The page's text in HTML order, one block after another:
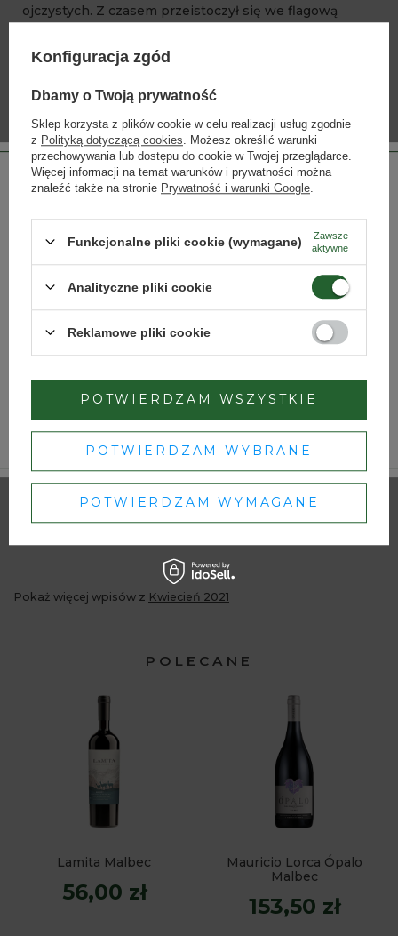
ojczystych. Z czasem przeistoczył się we flagową
Dlatego data 17 kwietnia postrzegana jest przez
organizację Wines of Argentina nie tylko jako symbol
Argentyny, ale także jako punkt wyjścia
zapoczątkowujący rozwój w nowej ojczyźnie odmiany
malbec, dziś emblematycznej dla całego kraju.
Krytycy winiarscy zgodnie twierdzą, że to szczep
stwarzający dla enologów wielkie możliwości i można
znaczenia, na każdą kieszeń. Ich cechami wspólnymi
będzie zawsze wyrazisty kolor, bujna, soczysta
owocowość i aksamitna struktura.
poznaj malbeca
Pokaż więcej wpisów z Kwiecień 2021
POLECANE
Lamita Malbec
56,00 zł
Mauricio Lorca Ópalo
Malbec
153,50 zł
Strona przeznaczona dla osób pełnoletnich.
Czy masz ukończone 18 lat?
TAK NIE
Dbamy o Twoją prywatność
Konfiguracja zgód
Dbamy o Twoją prywatność
Sklep korzysta z plików cookie w celu realizacji usług zgodnie
z Polityką dotyczącą cookies . Możesz określić warunki
przechowywania lub dostępu do cookie w Twojej przeglądarce.
Więcej informacji na temat warunków i prywatności można
znaleźć także na stronie Prywatność i warunki Google
Funkcjonalne pliki cookie (wymagane)
Zawsze
aktywne
Analityczne pliki cookie
Reklamowe pliki cookie
POTWIERDZAM WYBRANE
POTWIERDZAM WYMAGANE
POTWIERDZAM WSZYSTKIE